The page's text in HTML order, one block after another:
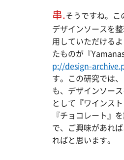
串.そうですね。こ
デザインソースを
用していただける
たものが『
p://design-
す。この研究では
も、デザインソー
として『ワインス
『チョコレート』
で、ご興味があれ
ればと思います。